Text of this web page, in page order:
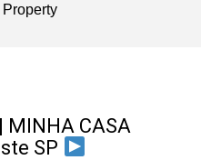
Property
CASA
SP